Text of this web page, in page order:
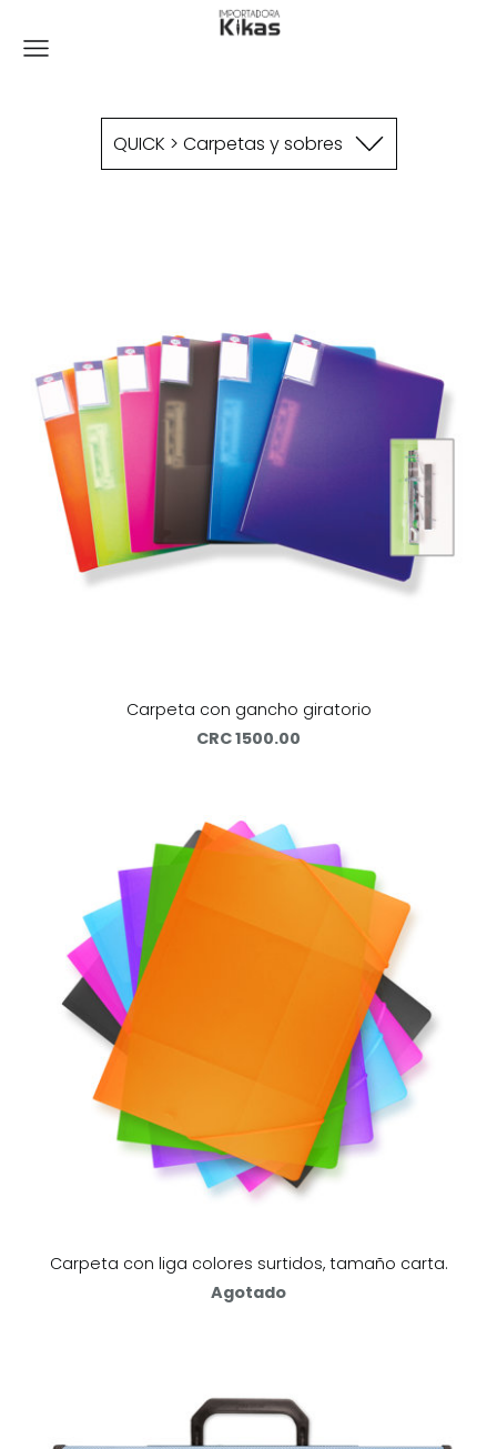
QUICK > Carpetas y sobres
Carpeta con gancho giratorio
CRC 1500.00
Carpeta con liga colores surtidos, tamaño carta.
Agotado